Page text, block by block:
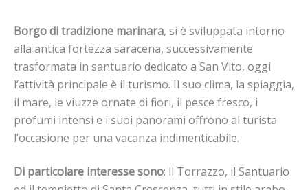
Borgo di tradizione marinara, si è sviluppata intorno
alla antica fortezza saracena, successivamente
trasformata in santuario dedicato a San Vito, oggi
l’attività principale è il turismo. Il suo clima, la spiaggia,
il mare, le viuzze ornate di fiori, il pesce fresco, i
profumi intensi e i suoi panorami offrono al turista
l’occasione per una vacanza indimenticabile.
Di particolare interesse sono: il Torrazzo, il Santuario